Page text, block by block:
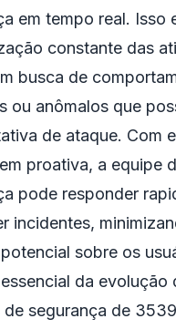
em tempo real. Isso
constante das
busca de
ou anômalos que
de ataque. Com
proativa, a equipe
pode responder
incidentes,
sobre os
da evolução
de segurança de